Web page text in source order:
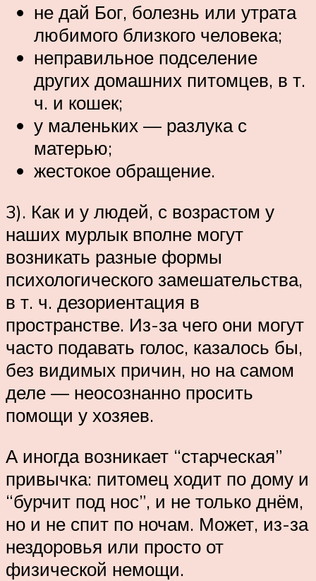
не дай Бог, болезнь или утрата
любимого близкого человека;
неправильное подселение
других домашних питомцев, в т.
ч. и кошек;
у маленьких — разлука с
матерью;
жестокое обращение.
3). Как и у людей, с возрастом у
наших мурлык вполне могут
возникать разные формы
психологического замешательства,
в т. ч. дезориентация в
пространстве. Из-за чего они могут
часто подавать голос, казалось бы,
без видимых причин, но на самом
деле — неосознанно просить
помощи у хозяев.
А иногда возникает “старческая”
привычка: питомец ходит по дому и
“бурчит под нос”, и не только днём,
но и не спит по ночам. Может, из-за
нездоровья или просто от
физической немощи.